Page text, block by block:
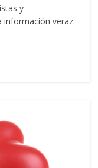
y
información veraz.